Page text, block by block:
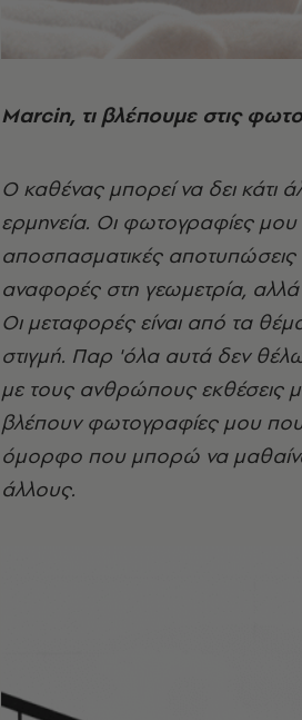
Marcin, τι βλέπουμε στις
Ο καθένας μπορεί να δει κάτι
ερμηνεία. Οι φωτογραφίες μου
αποσπασματικές αποτυπώσεις
αναφορές στη γεωμετρία,
Οι μεταφορές είναι από τα
στιγμή. Παρ 'όλα αυτά δεν
με τους ανθρώπους εκθέσεις
βλέπουν φωτογραφίες μου που
όμορφο που μπορώ να
άλλους.